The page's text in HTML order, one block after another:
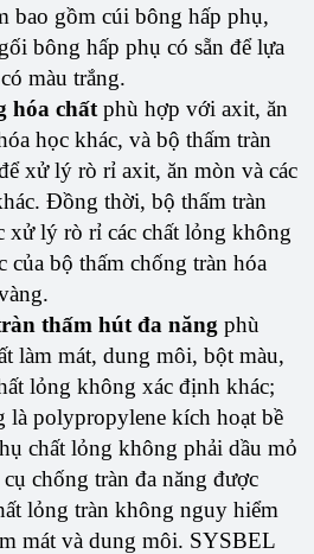
bao gồm cúi bông hấp phụ,
bông hấp phụ có sẵn để lựa
màu trắng.
hóa chất phù hợp với axit, ăn
học khác, và bộ thấm tràn
xử lý rò rỉ axit, ăn mòn và các
Đồng thời, bộ thấm tràn
xử lý rò rỉ các chất lỏng không
của bộ thấm chống tràn hóa
thấm hút đa năng phù
làm mát, dung môi, bột màu,
lỏng không xác định khác;
là polypropylene kích hoạt bề
chất lỏng không phải dầu mỏ
chống tràn đa năng được
lỏng tràn không nguy hiểm
mát và dung môi. SYSBEL